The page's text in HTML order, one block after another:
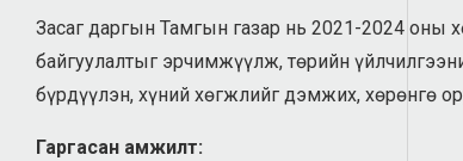
Засаг даргын Тамгын газар нь 2021-2024 оны
байгуулалтыг эрчимжүүлж, төрийн
бүрдүүлэн, хүний хөгжлийг дэмжих, хөрөнгө
Гаргасан амжилт: